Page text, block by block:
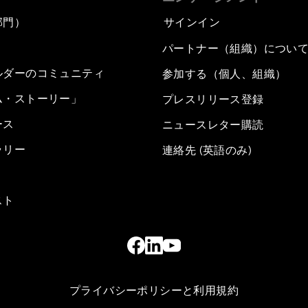
）
ーのコミュニティ
ストーリー」
リー
サインイン
パートナー（組織）につい
参加する（個人、組織）
プレスリリース登録
ニュースレター購読
連絡先 (英語のみ)
プライバシーポリシーと利用規約